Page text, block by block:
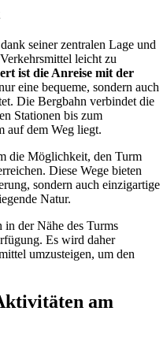
seiner zentralen Lage und
leicht zu
ist die Anreise mit der
eine bequeme, sondern auch
Die Bergbahn verbindet die
Stationen bis zum
auf dem Weg liegt.
die Möglichkeit, den Turm
Diese Wege bieten
sondern auch einzigartige
Natur.
der Nähe des Turms
Es wird daher
umzusteigen, um den
am